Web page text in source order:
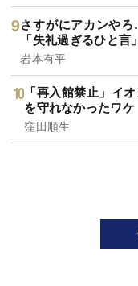
さすがにアカンや
「失礼過ぎるひと言
岩本有平
「再入館禁止」イ
を守れなかったワケ
窪田順生